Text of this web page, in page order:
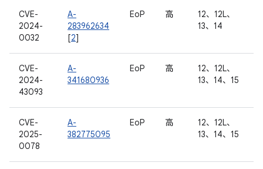
CVE-
2024-
0032
A-
283962634
[2]
EoP 高
12、12L、
13、14
CVE-
2024-
43093
A-
341680936
EoP 高
12、12L、
13、14、15
CVE-
2025-
0078
A-
382775095
EoP 高
12、12L、
13、14、15